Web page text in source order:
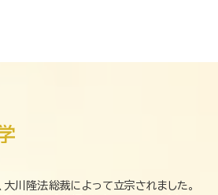
川隆法総裁によって立宗されました。